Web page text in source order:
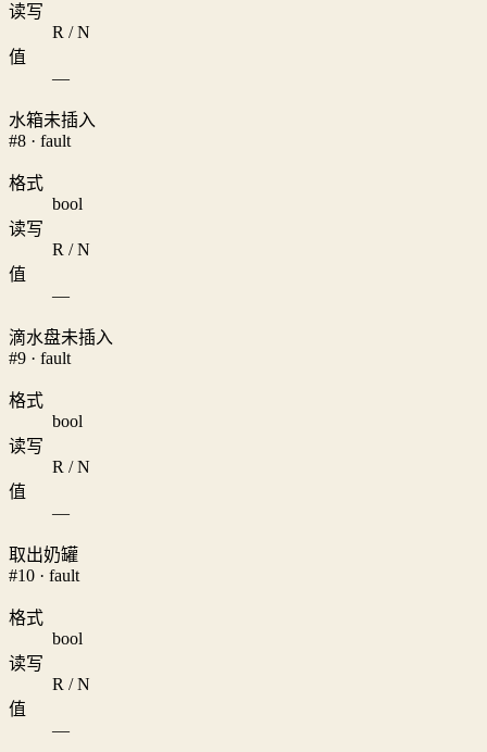
读写
R / N
值
—
水箱未插入
#8 · fault
格式
bool
读写
R / N
值
—
滴水盘未插入
#9 · fault
格式
bool
读写
R / N
值
—
取出奶罐
#10 · fault
格式
bool
读写
R / N
值
—